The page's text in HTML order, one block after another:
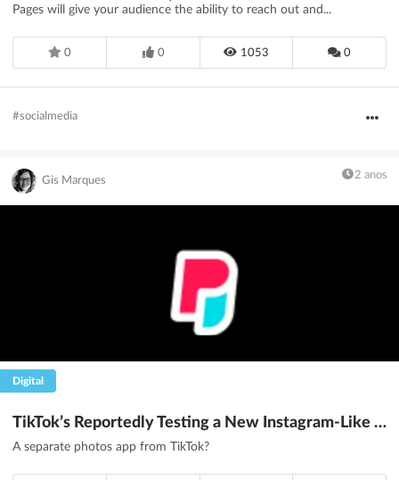
Pages will give your audience the ability to reach out and...
0 0 1053 0
#socialmedia
Gis Marques 2 anos
Digital
TikTok’s Reportedly Testing a New Instagram-Like Photos App
A separate photos app from TikTok?